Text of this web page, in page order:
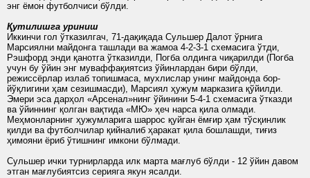
энг ёмон футболчиси бўлди.
Қутилишга уриниш
Иккинчи гол ўтказилгач, 71-дақиқада Сульшер Далот ўрнига
Марсиялни майдонга ташлади ва жамоа 4-2-3-1 схемасига ўтди,
Рэшфорд энди қанотга ўтказилди, Погба олдинга чиқарилди (Погба
учун бу ўйин энг муваффақиятсиз ўйинлардан бири бўлди,
режиссёрлар излаб топишмаса, мухлислар унинг майдонда бор-
йўқлигини ҳам сезишмасди), Марсиял ҳужум марказига қўйилди.
Эмери эса дарҳол «Арсенал»нинг ўйинини 5-4-1 схемасига ўтказди
ва ўйиннинг қолган вақтида «МЮ» ҳеч нарса қила олмади.
Меҳмонларнинг ҳужумларига шаррос қуйган ёмғир ҳам тўсқинлик
қилди ва футболчилар қийналиб ҳаракат қила бошлашди, тиғиз
ҳимояни ёриб ўтишнинг имкони бўлмади.
Сульшер ички турнирларда илк марта мағлуб бўлди - 12 ўйин давом
этган мағлубиятсиз серияга якун ясалди.